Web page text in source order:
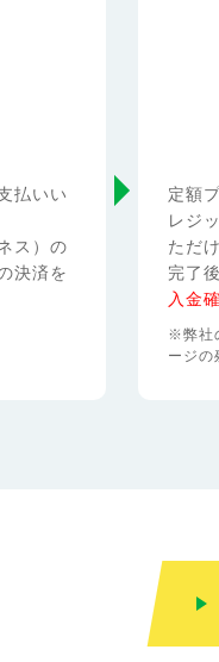
払いい
ス）の
決済を
定額
レジ
ただ
完了
入金
※弊社
ージの